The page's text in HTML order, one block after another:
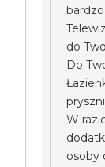
do
Do
W
osoby